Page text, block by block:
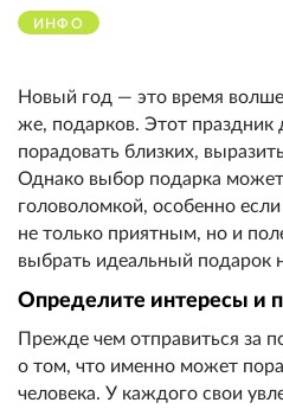
ИНФО
Новый год — это время
же, подарков. Этот праздник
порадовать близких,
Однако выбор подарка
головоломкой, особенно
не только приятным, но и
выбрать идеальный подарок
Определите интересы и
Прежде чем отправиться за
о том, что именно может
человека. У каждого свои